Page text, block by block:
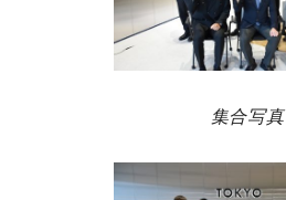
集合写真